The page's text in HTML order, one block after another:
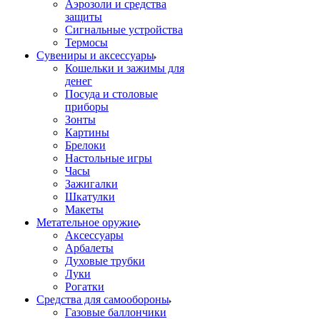
Аэрозоли и средства
защиты
Сигнальные устройства
Термосы
Сувениры и аксессуары
Кошельки и зажимы для
денег
Посуда и столовые
приборы
Зонты
Картины
Брелоки
Настольные игры
Часы
Зажигалки
Шкатулки
Макеты
Метательное оружие
Аксессуары
Арбалеты
Духовые трубки
Луки
Рогатки
Средства для самообороны
Газовые баллончики